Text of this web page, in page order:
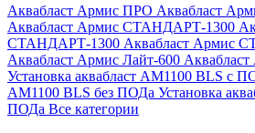
Аквабласт Армис ПРО Аквабласт
Аквабласт Армис СТАНДАРТ-1300
СТАНДАРТ-1300 Аквабласт Армис
Аквабласт Армис Лайт-600
Установка аквабласт AM1100 BLS с
AM1100 BLS без ПОДа Установка
ПОДа Все категории